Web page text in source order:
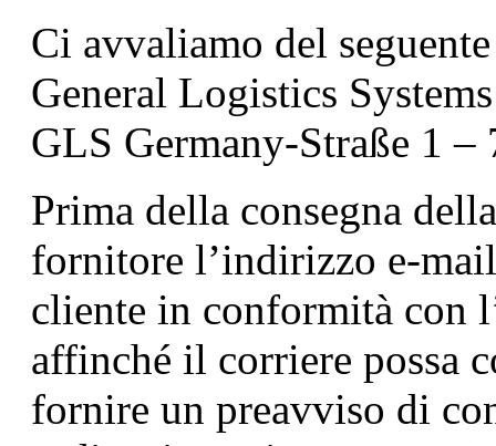
Ci avvaliamo del
General Logistics
GLS Germany-Straße 1 –
Prima della consegna
fornitore l’indirizzo e-
cliente in conformità con
affinché il corriere possa
fornire un preavviso di